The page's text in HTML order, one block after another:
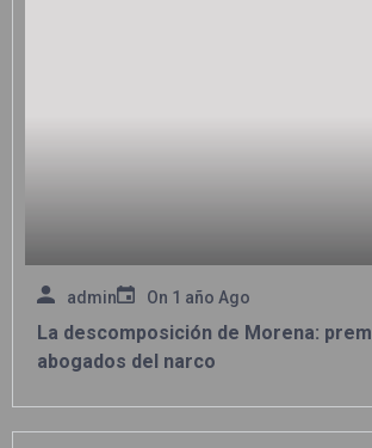
admin On 1 año Ago
La descomposición de Morena:
abogados del narco